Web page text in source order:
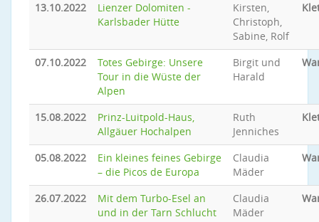
13.10.2022
Lienzer Dolomiten -
Karlsbader Hütte
Kirsten,
Christoph,
Sabine, Rolf
07.10.2022
Totes Gebirge: Unsere
Tour in die Wüste der
Alpen
Birgit und
Harald
15.08.2022
Prinz-Luitpold-Haus,
Allgäuer Hochalpen
Ruth
Jenniches
05.08.2022
Ein kleines feines Gebirge
– die Picos de Europa
Claudia
Mäder
26.07.2022
Mit dem Turbo-Esel an
und in der Tarn Schlucht
Claudia
Mäder